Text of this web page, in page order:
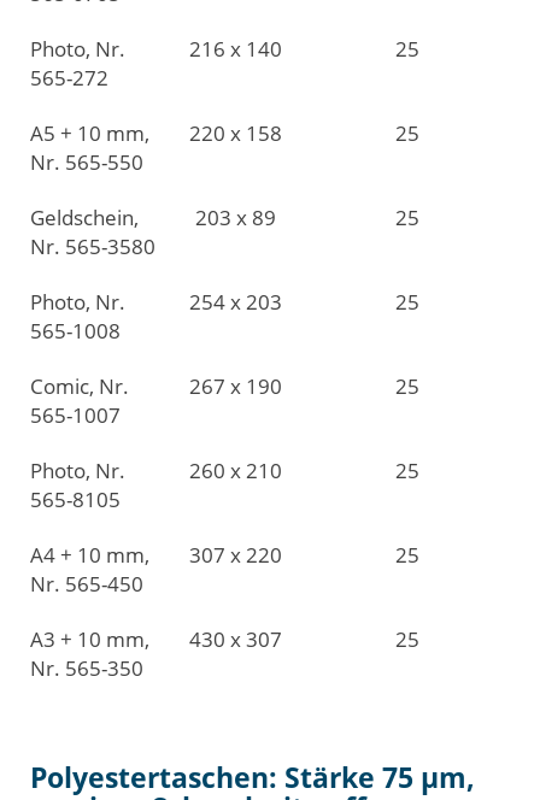
Photo, Nr.
565-272
216 x 140 25
A5 + 10 mm,
Nr. 565-550
220 x 158 25
Geldschein,
Nr. 565-3580
203 x 89 25
Photo, Nr.
565-1008
254 x 203 25
Comic, Nr.
565-1007
267 x 190 25
Photo, Nr.
565-8105
260 x 210 25
A4 + 10 mm,
Nr. 565-450
307 x 220 25
A3 + 10 mm,
Nr. 565-350
430 x 307 25
Polyestertaschen: Stärke 75 µm,